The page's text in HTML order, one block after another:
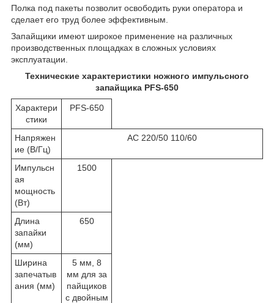
Полка под пакеты позволит освободить руки оператора и
сделает его труд более эффективным.
Запайщики имеют широкое применение на различных
производственных площадках в сложных условиях
эксплуатации.
Технические характеристики ножного импульсного
запайщика PFS-650
Характери
стики
PFS-650
Напряжен
ие (В/Гц)
AC 220/50 110/60
Импульсн
ая
мощность
(Вт)
1500
Длина
запайки
(мм)
650
Ширина
запечатыв
ания (мм)
5 мм, 8
мм для за
пайщиков
с двойным